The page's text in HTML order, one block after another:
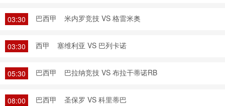
03:30 巴西甲 米内罗竞技 VS 格雷米奥
03:30 西甲 塞维利亚 VS 巴列卡诺
05:30 巴西甲 巴拉纳竞技 VS 布拉干蒂诺RB
08:00 巴西甲 圣保罗 VS 科里蒂巴